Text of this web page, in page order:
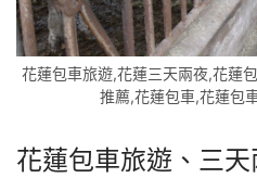
花蓮包車旅遊,花蓮三天兩夜,花蓮
推薦,花蓮包車,花蓮包
花蓮包車旅遊、三